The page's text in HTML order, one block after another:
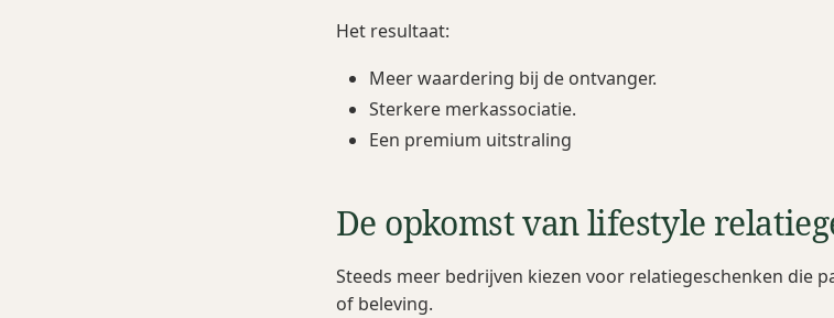
Het resultaat:
Meer waardering bij de ontvanger.
Sterkere merkassociatie.
Een premium uitstraling
De opkomst van lifestyle
Steeds meer bedrijven kiezen voor relatiegeschenken die
of beleving.